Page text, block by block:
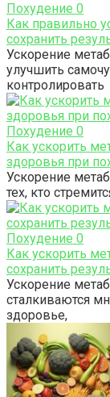
Похудение 0
Как правильно
сохранить
Ускорение
улучшить
контролировать
Похудение 0
Как ускорить
здоровья при
Ускорение
тех, кто
Похудение 0
Как ускорить
сохранить
Ускорение
сталкиваются
здоровье,